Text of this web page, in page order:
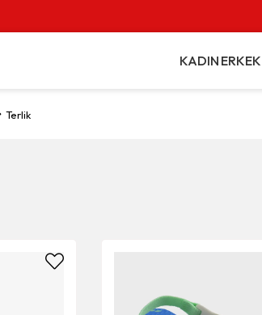
KADIN ERKEK
Terlik